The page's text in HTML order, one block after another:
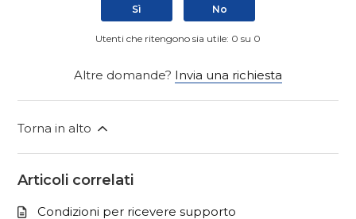
Sì No
Utenti che ritengono sia utile: 0 su 0
Altre domande? Invia una richiesta
Torna in alto
Articoli correlati
Condizioni per ricevere supporto